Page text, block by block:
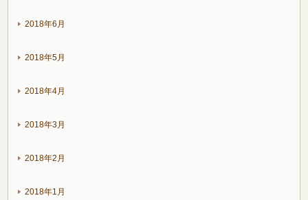
2018年6月
2018年5月
2018年4月
2018年3月
2018年2月
2018年1月